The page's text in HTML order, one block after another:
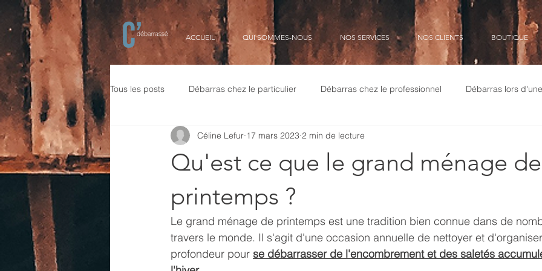
ACCUEIL QUI SOMMES-NOUS NOS SERVICES NOS CLIENTS BOUTIQUE
Tous les posts Débarras chez le particulier Débarras chez le professionnel Débarras lors
débarras par un notaire valorisation des biens rachat de meubles et objets
dons aux associations désencombrement
débarras pour remise en vente ou lo syndrome de Diogène débarrassage
Qu'est ce que le grand ménage de
printemps ?
Céline Lefur 17 mars 2023 2 min de lecture
Le grand ménage de printemps est une tradition bien connue dans de
travers le monde. Il s'agit d'une occasion annuelle de nettoyer et
profondeur pour se débarrasser de l'encombrement et des saletés